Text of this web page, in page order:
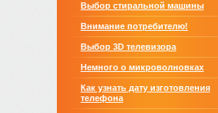
Выбор стиральной машины
Внимание потребителю!
Выбор 3D телевизора
Немного о микроволновках
Как узнать дату изготовления
телефона